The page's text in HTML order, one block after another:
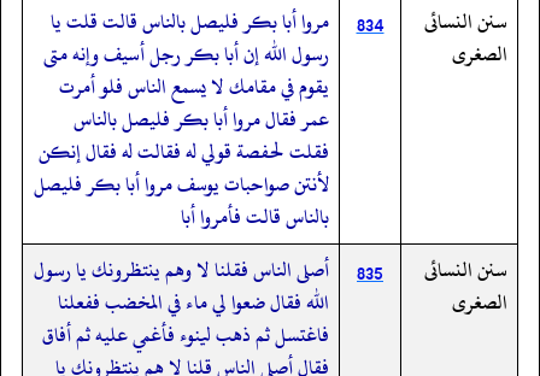
سنن النسائى
الصغرى
834
مروا أبا بكر فليصل بالناس قالت قلت يا
رسول الله إن أبا بكر رجل أسيف وإنه متى
يقوم في مقامك لا يسمع الناس فلو أمرت
عمر فقال مروا أبا بكر فليصل بالناس
فقلت لحفصة قولي له فقالت له فقال إنكن
لأنتن صواحبات يوسف مروا أبا بكر فليصل
بالناس قالت فأمروا أبا
سنن النسائى
الصغرى
835
أصلى الناس فقلنا لا وهم ينتظرونك يا رسول
الله فقال ضعوا لي ماء في المخضب ففعلنا
فاغتسل ثم ذهب لينوء فأغمي عليه ثم أفاق
فقال أصلى الناس قلنا لا هم ينتظرونك يا